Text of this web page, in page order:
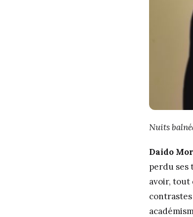
Nuits
Daido
perdu ses
avoir, tout
contrastes